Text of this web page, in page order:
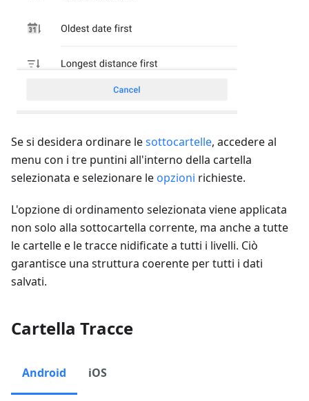
Se si desidera ordinare lesottocartelle, accedere al
menu con i tre puntini all'interno della cartella
selezionata e selezionare le opzioni richieste.
L'opzione di ordinamento selezionata viene applicata
non solo alla sottocartella corrente, ma anche a tutte
le cartelle e le tracce nidificate a tutti i livelli. Ciò
garantisce una struttura coerente per tutti i dati
salvati.
Cartella Tracce
Android iOS